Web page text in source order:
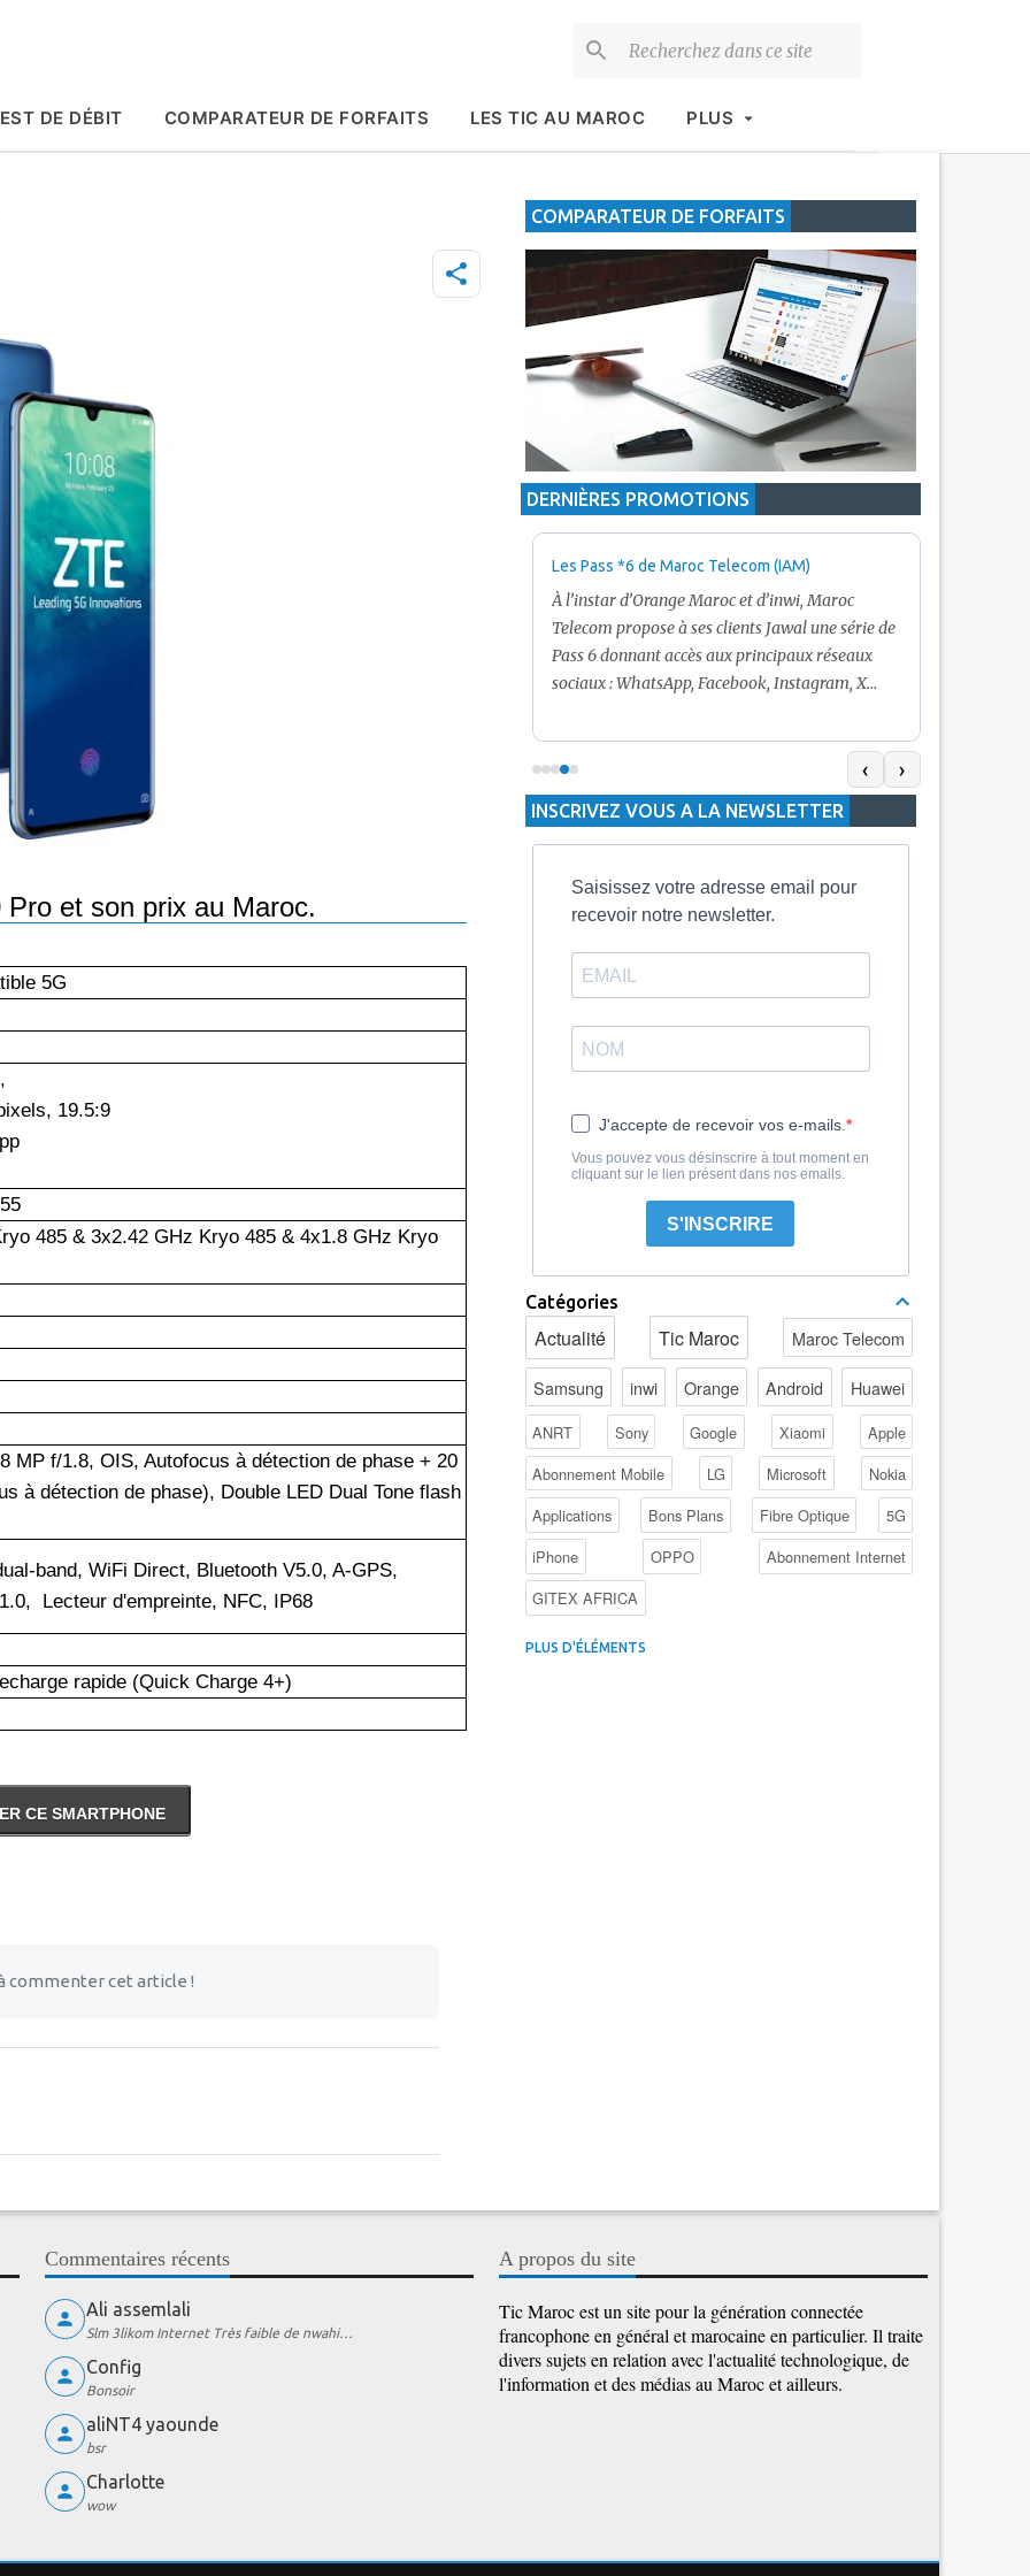
DE DÉBIT COMPARATEUR DE FORFAITS LES TIC AU MAROC PLUS
et son prix au Maroc.
5G
19.5:9
485 & 3x2.42 GHz Kryo 485 & 4x1.8 GHz Kryo
MP f/1.8, OIS, Autofocus à détection de phase + 20
à détection de phase), Double LED Dual Tone flash
band, WiFi Direct, Bluetooth V5.0, A-GPS,
Lecteur d'empreinte, NFC, IP68
rapide (Quick Charge 4+)
CE SMARTPHONE
commenter cet article !
COMPARATEUR DE FORFAITS
DERNIÈRES PROMOTIONS
réseaux sociaux
inwi fait
accès à
Snapchat voire
au
offre
le 23 mars 2026,
Les Pass *6 de Maroc Telecom (IAM)
À l’instar d’Orange Maroc et d’inwi, Maroc
Telecom propose à ses clients Jawal une série de
Pass 6 donnant accès aux principaux réseaux
sociaux : WhatsApp, Facebook, Instagram, X
5 Dh inclut 100 Mo, le Pass 10 Dh offre 400 Mo,
tandis que les formules à 20 Dh et 30 Dh
proposent respectivement 1 Go et 2 Go. Les
durées de validité sont de 3 jours pour
‹ ›
INSCRIVEZ VOUS A LA NEWSLETTER
Saisissez votre adresse email pour
recevoir notre newsletter.
J'accepte de recevoir vos e-mails.
Vous pouvez vous désinscrire à tout moment en
cliquant sur le lien présent dans nos emails.
S'INSCRIRE
Catégories
Actualité Tic Maroc Maroc Telecom
Samsung inwi Orange Android Huawei
ANRT Sony Google Xiaomi
Apple
Abonnement Mobile
LG Microsoft
Nokia
Applications
Bons Plans Fibre Optique
5G
iPhone
OPPO
Abonnement Internet
GITEX AFRICA
4G au Maroc
PLUS D'ÉLÉMENTS
Commentaires récents
Ali assemlali
Slm 3likom Internet Très faible de nwahi…
Config
Bonsoir
aliNT4 yaounde
bsr
Charlotte
wow
A propos du site
Tic Maroc est un site pour la génération connectée
francophone en général et marocaine en particulier. Il traite
divers sujets en relation avec l'actualité technologique, de
l'information et des médias au Maroc et ailleurs.